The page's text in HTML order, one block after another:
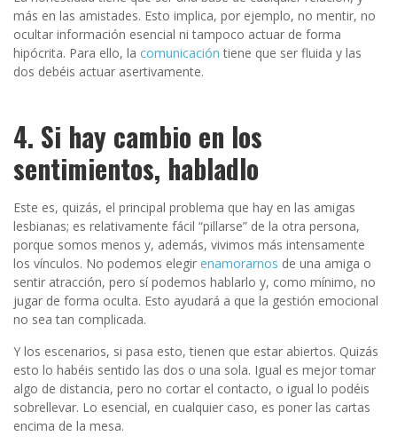
más en las amistades. Esto implica, por ejemplo, no mentir, no
ocultar información esencial ni tampoco actuar de forma
hipócrita. Para ello, la comunicación tiene que ser fluida y las
dos debéis actuar asertivamente.
4. Si hay cambio en los
sentimientos, habladlo
Este es, quizás, el principal problema que hay en las amigas
lesbianas; es relativamente fácil “pillarse” de la otra persona,
porque somos menos y, además, vivimos más intensamente
los vínculos. No podemos elegir enamorarnos de una amiga o
sentir atracción, pero sí podemos hablarlo y, como mínimo, no
jugar de forma oculta. Esto ayudará a que la gestión emocional
no sea tan complicada.
Y los escenarios, si pasa esto, tienen que estar abiertos. Quizás
esto lo habéis sentido las dos o una sola. Igual es mejor tomar
algo de distancia, pero no cortar el contacto, o igual lo podéis
sobrellevar. Lo esencial, en cualquier caso, es poner las cartas
encima de la mesa.